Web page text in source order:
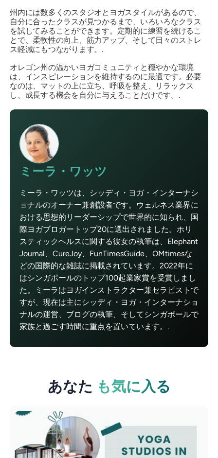
州内には数多くのスタジオとヨガスタイルがあるので、
自分に合ったクラスが見つかるまで、いろいろなクラス
を試してみることができます。定期的に練習を続けるこ
とで、柔軟性の向上、筋力アップ、そして日々のストレ
ス軽減にもつながります。.
オレゴン州の温かいヨガコミュニティと穏やかな環境
は、インスピレーションを維持するのに最適です。必要
なのは、マットの上に立ち、呼吸を整え、リラックス
し、成長する機会を自分に与えることだけです。.
ミーラ・ワッツ
ミーラ・ワッツは、シッディ・ヨガ・インターナシ
ョナルのオーナー兼創設者です。ウェルネス業界に
おける思想的リーダーシップで世界的に知られ、国
際ヨガブロガートップ20に選出されました。ホリ
スティックヘルスに関する彼女の執筆は、Elephant
Journal、CureJoy、FunTimesGuide、OMtimesな
どの国際的な雑誌に掲載されています。2022年に
はシンガポールのトップ100起業家賞を受賞しまし
た。ミーラはヨガインストラクター兼セラピストで
すが、現在は主にシッディ・ヨガ・インターナショ
ナルの運営、ブログの執筆、そしてシンガポールで
家族と過ごす時間に重点を置いています。.
あなた も気に入る